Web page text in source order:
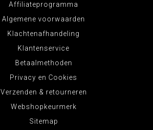
Affiliateprogramma
Algemene voorwaarden
Klachtenafhandeling
Klantenservice
Betaalmethoden
Privacy en Cookies
Verzenden & retourneren
Webshopkeurmerk
Sitemap